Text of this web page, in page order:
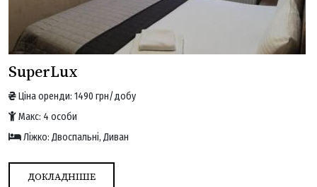
SuperLux
Ціна оренди: 1490 грн/добу
Макс: 4 особи
Ліжко: Двоспальні, Диван
ДОКЛАДНІШЕ